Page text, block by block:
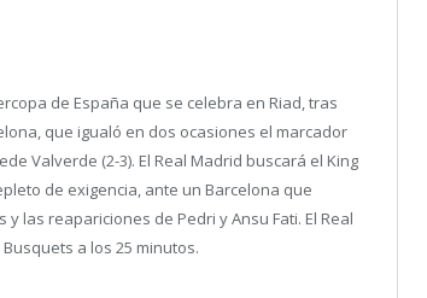
de España que se celebra en Riad, tras
que igualó en dos ocasiones el marcador
Valverde (2-3). El Real Madrid buscará el King
de exigencia, ante un Barcelona que
las reapariciones de Pedri y Ansu Fati. El Real
a los 25 minutos.